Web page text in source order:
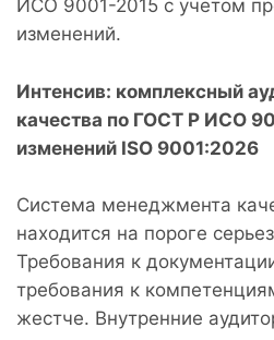
ИСО 9001-2015 с учетом
изменений.
Интенсив: комплексный
качества по ГОСТ Р ИСО
изменений ISO 9001:2026
Система менеджмента
находится на пороге
Требования к
требования к
жестче. Внутренние